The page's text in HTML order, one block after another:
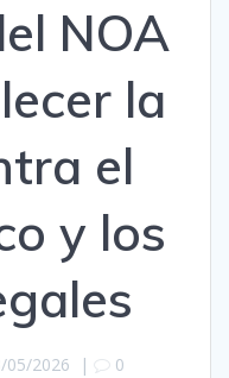
NOA
la
el
y los
05/2026 | 0